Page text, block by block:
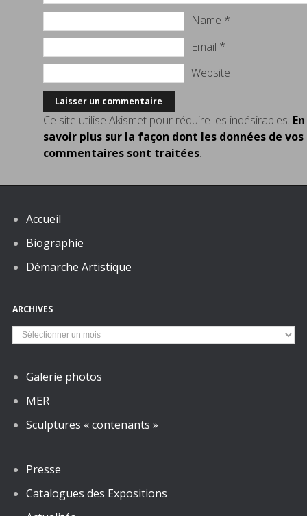
Name *
Email *
Website
Ce site utilise Akismet pour réduire les indésirables. En
savoir plus sur la façon dont les données de vos
commentaires sont traitées.
Accueil
Biographie
Démarche Artistique
ARCHIVES
Archives
Galerie photos
MER
Sculptures « contenants »
Presse
Catalogues des Expositions